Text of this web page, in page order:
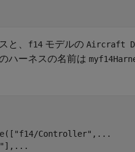
と、 f14 モデルの Aircraft
ハーネスの名前は
"f14/Controller" , ...
], ...